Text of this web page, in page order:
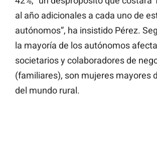
al año adicionales a cada uno de
autónomos”, ha insistido Pérez.
la mayoría de los autónomos
societarios y colaboradores de
(familiares), son mujeres mayores
del mundo rural.